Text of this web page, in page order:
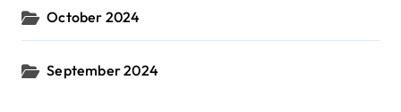
October 2024
September 2024